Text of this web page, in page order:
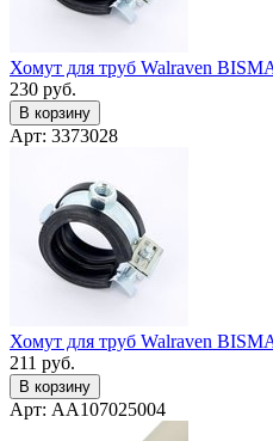
Хомут для труб Walraven
230 руб.
В корзину
Арт: 3373028
Хомут для труб Walraven
211 руб.
В корзину
Арт: AA107025004